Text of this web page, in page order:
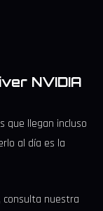
NVIDIA
que llegan incluso
al día es la
nuestra